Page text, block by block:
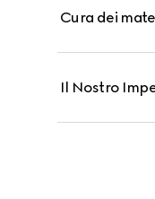
Cura dei
Il Nostro